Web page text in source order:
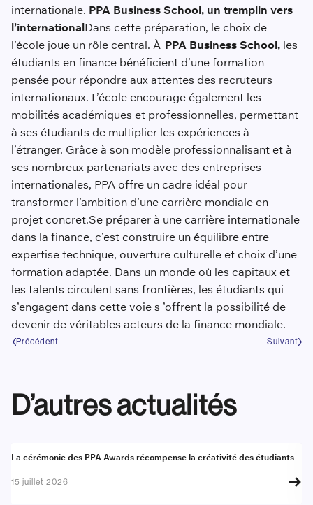
internationale. PPA Business School, un tremplin vers
l’internationalDans cette préparation, le choix de
l’école joue un rôle central. À PPA Business School,les
étudiants en finance bénéficient d’une formation
pensée pour répondre aux attentes des recruteurs
internationaux. L’école encourage également les
mobilités académiques et professionnelles, permettant
à ses étudiants de multiplier les expériences à
l’étranger. Grâce à son modèle professionnalisant et à
ses nombreux partenariats avec des entreprises
internationales, PPA offre un cadre idéal pour
transformer l’ambition d’une carrière mondiale en
projet concret.Se préparer à une carrière internationale
dans la finance, c’est construire un équilibre entre
expertise technique, ouverture culturelle et choix d’une
formation adaptée. Dans un monde où les capitaux et
les talents circulent sans frontières, les étudiants qui
s’engagent dans cette voie s ’offrent la possibilité de
devenir de véritables acteurs de la finance mondiale.
Précédent Suivant
D’autres actualités
Actualité
La cérémonie des PPA Awards récompense la créativité des étudiants
15 juillet 2026